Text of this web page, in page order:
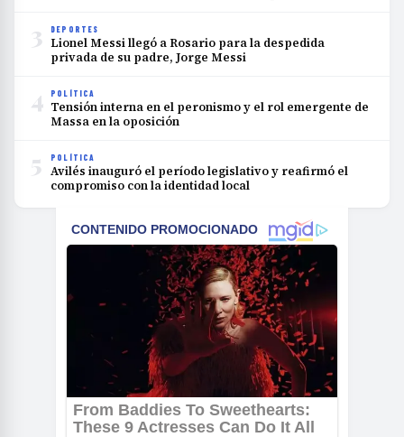
3 DEPORTES
Lionel Messi llegó a Rosario para la despedida
privada de su padre, Jorge Messi
4 POLÍTICA
Tensión interna en el peronismo y el rol emergente de
Massa en la oposición
5 POLÍTICA
Avilés inauguró el período legislativo y reafirmó el
compromiso con la identidad local